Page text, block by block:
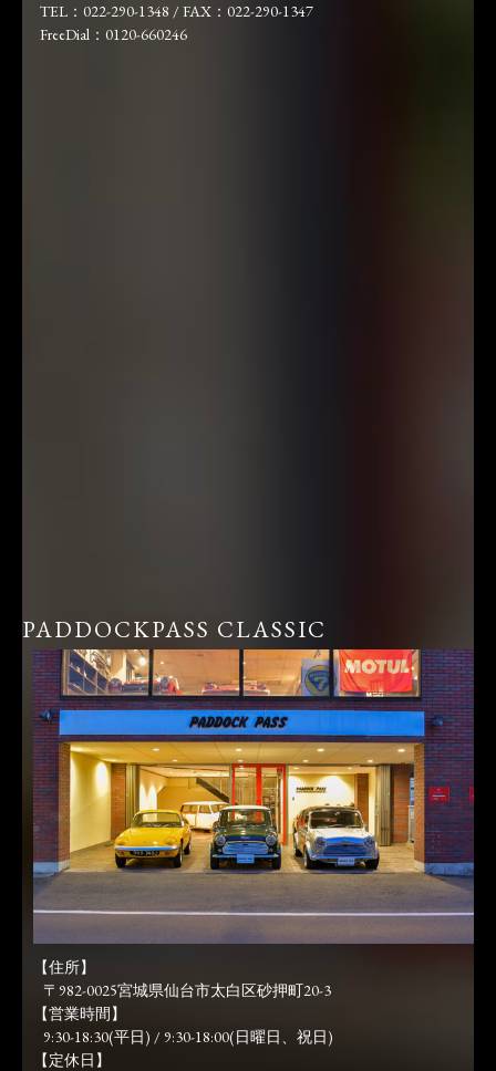
TEL：022-290-1348 / FAX：022-290-1347
FreeDial：0120-660246
PADDOCKPASS CLASSIC
【住所】
〒982-0025宮城県仙台市太白区砂押町20-3
【営業時間】
9:30-18:30(平日) / 9:30-18:00(日曜日、祝日)
【定休日】